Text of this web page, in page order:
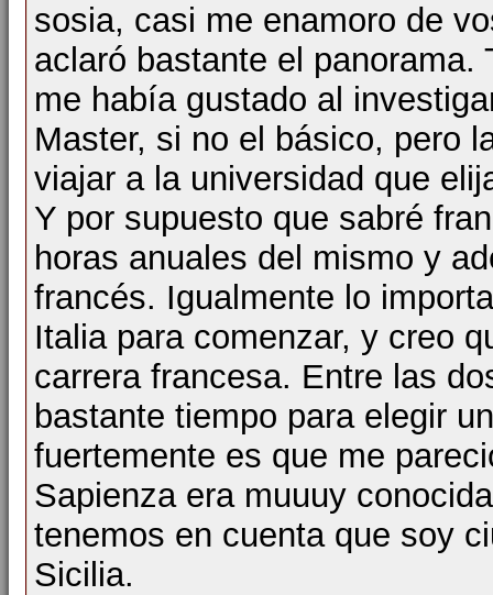
sosia, casi me enamoro de
aclaró bastante el panorama.
me había gustado al
Master, si no el básico, pero
viajar a la universidad que
Y por supuesto que sabré
horas anuales del mismo y
francés. Igualmente lo
Italia para comenzar, y creo
carrera francesa. Entre las
bastante tiempo para elegir
fuertemente es que me
Sapienza era muuuy
tenemos en cuenta que soy
Sicilia.